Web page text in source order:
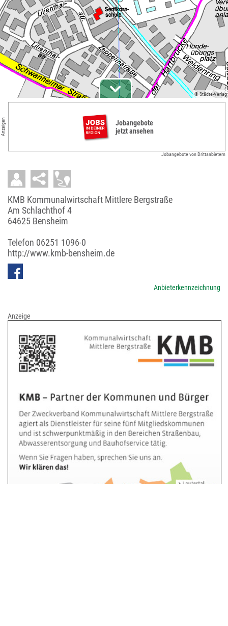
© Städte-Verlag
Anzeigen
Jobangebote
jetzt ansehen
Jobangebote von Drittanbietern
KMB Kommunalwirtschaft Mittlere Bergstraße
Am Schlachthof 4
64625 Bensheim
Telefon 06251 1096-0
http://www.kmb-bensheim.de
Anbieterkennzeichnung
Anzeige